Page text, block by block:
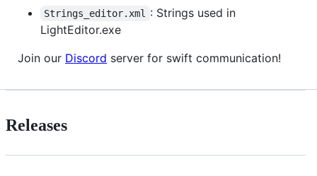
Strings_editor.xml
: Strings used in
LightEditor.exe
Join our Discord server for swift communication!
Releases